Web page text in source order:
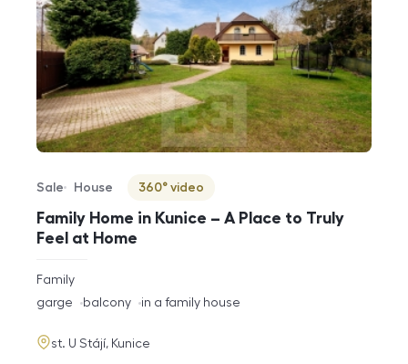
Family Home in Kunice – A Place to Truly
Feel at Home
Offer type
Sale
Property type
House
Virtuální prohlídka
360° video
rozměry
disposition
Family
funkce
garge balcony in a family house
adresa
st. U Stájí, Kunice